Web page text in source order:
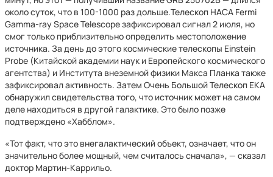
около суток, что в 100-1000 раз дольше.Телескоп НАСА Fermi
Gamma-ray Space Telescope зафиксировал сигнал 2 июля, но
смог только приблизительно определить местоположение
источника. За день до этого космические телескопы Einstein
Probe (Китайской академии наук и Европейского космического
агентства) и Института внеземной физики Макса Планка также
зафиксировал активность. Затем Очень Большой Телескоп ЕКА
обнаружил свидетельства того, что источник может на самом
деле находиться в другой галактике. Это было позже
подтверждено «Хабблом».
«Тот факт, что это внегалактический объект, означает, что он
значительно более мощный, чем считалось сначала», — сказал
доктор Мартин-Каррильо.